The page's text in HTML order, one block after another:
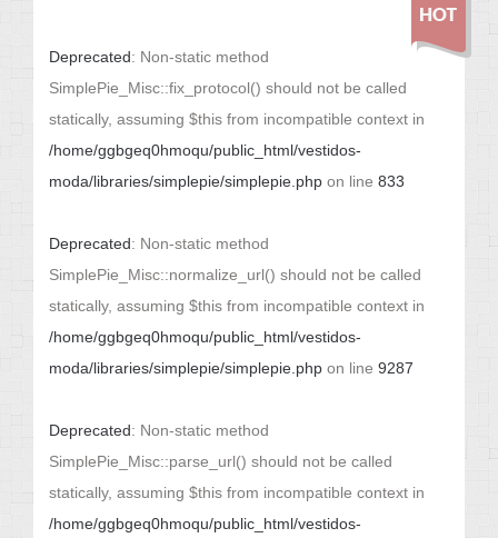
Deprecated: Non-static method
SimplePie_Misc::fix_protocol() should not be called
statically, assuming $this from incompatible context in
/home/ggbgeq0hmoqu/public_html/vestidos-
moda/libraries/simplepie/simplepie.php on line 833
Deprecated: Non-static method
SimplePie_Misc::normalize_url() should not be called
statically, assuming $this from incompatible context in
/home/ggbgeq0hmoqu/public_html/vestidos-
moda/libraries/simplepie/simplepie.php on line 9287
Deprecated: Non-static method
SimplePie_Misc::parse_url() should not be called
statically, assuming $this from incompatible context in
/home/ggbgeq0hmoqu/public_html/vestidos-